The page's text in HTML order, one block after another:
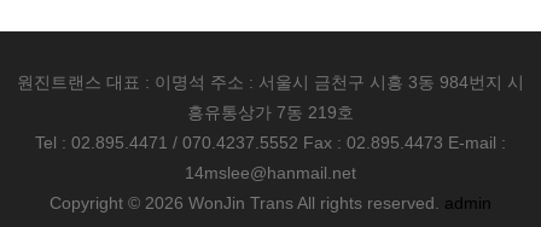
원진트랜스 대표 : 이명석 주소 : 서울시 금천구 시흥 3동 984번지 시
흥유통상가 7동 219호
Tel : 02.895.4471 / 070.4237.5552 Fax : 02.895.4473 E-mail :
14mslee@hanmail.net
Copyright © 2026 WonJin Trans All rights reserved. admin